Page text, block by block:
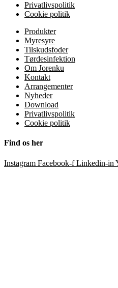
Privatlivspolitik
Cookie politik
Produkter
Myresyre
Tilskudsfoder
Tørdesinfektion
Om Jorenku
Kontakt
Arrangementer
Nyheder
Download
Privatlivspolitik
Cookie politik
Find os her
Instagram Facebook-f Linkedin-in